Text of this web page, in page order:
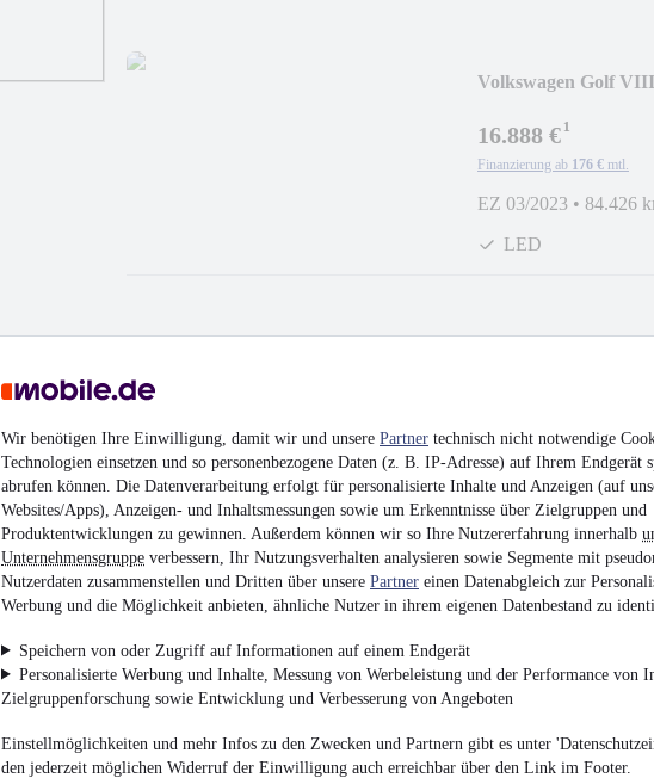
Wir benötigen Ihre Einwilligung, damit wir und unsere Partner technisch nicht notwendige
Technologien einsetzen und so personenbezogene Daten (z. B. IP-Adresse) auf Ihrem Endgerät
abrufen können. Die Datenverarbeitung erfolgt für personalisierte Inhalte und Anzeigen (auf
Websites/Apps), Anzeigen- und Inhaltsmessungen sowie um Erkenntnisse über Zielgruppen und
Produktentwicklungen zu gewinnen. Außerdem können wir so Ihre Nutzererfahrung innerhalb
Unternehmensgruppe verbessern, Ihr Nutzungsverhalten analysieren sowie Segmente mit
Nutzerdaten zusammenstellen und Dritten über unsere Partner einen Datenabgleich zur
Werbung und die Möglichkeit anbieten, ähnliche Nutzer in ihrem eigenen Datenbestand zu
Speichern von oder Zugriff auf Informationen auf einem Endgerät
Personalisierte Werbung und Inhalte, Messung von Werbeleistung und der Performance von
Zielgruppenforschung sowie Entwicklung und Verbesserung von Angeboten
Einstellmöglichkeiten und mehr Infos zu den Zwecken und Partnern gibt es unter
den jederzeit möglichen Widerruf der Einwilligung auch erreichbar über den Link im Footer.
Volkswagen Golf
16.888 €¹
Finanzierung ab 176 € mtl.
EZ 03/2023 • 84.426
LED
Volkswagen Golf
17.420 €¹
Finanzierung ab 185 € mtl.
EZ 01/2023•72.840
LED
Volkswagen Tiguan
23.750 €¹